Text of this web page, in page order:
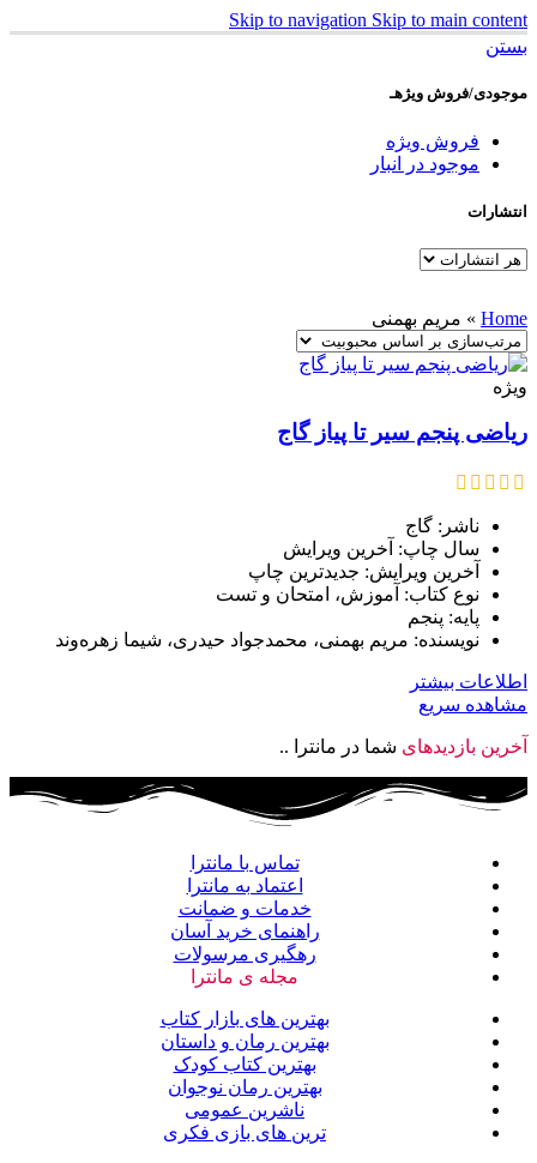
Skip to navigation Skip to main content
بستن
موجودی/فروش ویژهـ
فروش ویژه
موجود در انبار
انتشارات
Home
» مریم بهمنی
ویژه
ریاضی پنجم سیر تا پیاز گاج
ناشر: گاج
سال چاپ: آخرین ویرایش
آخرین ویرایش: جدیدترین چاپ
نوع کتاب: آموزش، امتحان و تست
پایه: پنجم
نویسنده: مریم بهمنی، محمدجواد حیدری، شیما زهره‌وند
اطلاعات بیشتر
مشاهده سریع
آخرین بازدیدهای شما در مانترا ..
تماس با مانترا
اعتماد به مانترا
خدمات و ضمانت
راهنمای خرید آسان
رهگیری مرسولات
مجله ی مانترا
بهترین های بازار کتاب
بهترین رمان و داستان
بهترین کتاب کودک
بهترین رمان نوجوان
ناشرین عمومی
ترین های بازی فکری